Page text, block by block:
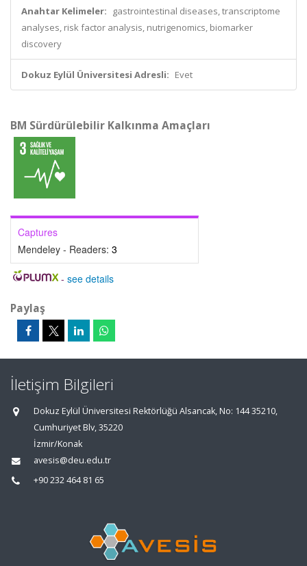
Anahtar Kelimeler:
gastrointestinal diseases, transcriptome
analyses, risk factor analysis, nutrigenomics, biomarker
discovery
Dokuz Eylül Üniversitesi Adresli: Evet
BM Sürdürülebilir Kalkınma Amaçları
Captures
Mendeley - Readers: 3
- see details
Paylaş
İletişim Bilgileri
Dokuz Eylül Üniversitesi Rektörlüğü Alsancak, No: 144 35210,
Cumhuriyet Blv, 35220
İzmir/Konak
avesis@deu.edu.tr
+90 232 464 81 65